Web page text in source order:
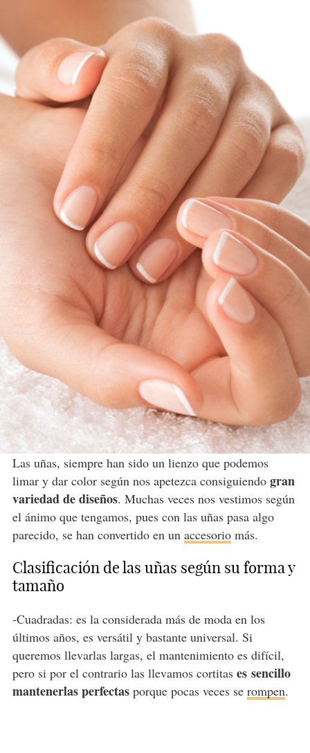
Las uñas, siempre han sido un lienzo que podemos
limar y dar color según nos apetezca consiguiendo gran
variedad de diseños. Muchas veces nos vestimos según
el ánimo que tengamos, pues con las uñas pasa algo
parecido, se han convertido en un accesoriomás.
Clasificación de las uñas según su forma y
tamaño
-Cuadradas: es la considerada más de moda en los
últimos años, es versátil y bastante universal. Si
queremos llevarlas largas, el mantenimiento es difícil,
pero si por el contrario las llevamos cortitas es sencillo
mantenerlas perfectasporque pocas veces se rompen.